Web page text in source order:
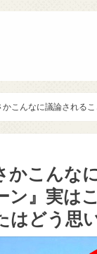
かこんなに議論される
かこんな
ン』実は
はどう思